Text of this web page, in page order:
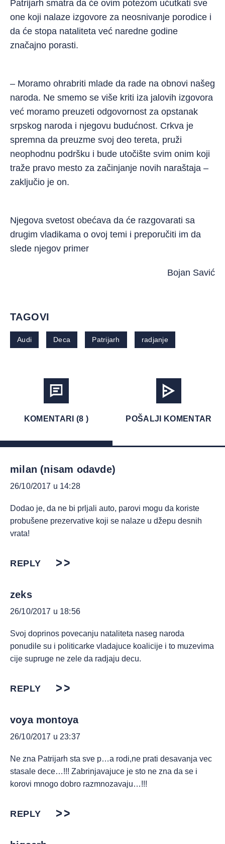
Patrijarh smatra da će ovim potezom ućutkati sve
one koji nalaze izgovore za neosnivanje porodice i
da će stopa nataliteta već naredne godine
značajno porasti.
– Moramo ohrabriti mlade da rade na obnovi našeg
naroda. Ne smemo se više kriti iza jalovih izgovora
već moramo preuzeti odgovornost za opstanak
srpskog naroda i njegovu budućnost. Crkva je
spremna da preuzme svoj deo tereta, pruži
neophodnu podršku i bude utočište svim onim koji
traže pravo mesto za začinjanje novih naraštaja –
zaključio je on.
Njegova svetost obećava da će razgovarati sa
drugim vladikama o ovoj temi i preporučiti im da
slede njegov primer
Bojan Savić
TAGOVI
Audi Deca Patrijarh radjanje
KOMENTARI (8 ) POŠALJI KOMENTAR
milan (nisam odavde)
26/10/2017 u 14:28
Dodao je, da ne bi prljali auto, parovi mogu da koriste
probušene prezervative koji se nalaze u džepu desnih
vrata!
REPLY
zeks
26/10/2017 u 18:56
Svoj doprinos povecanju nataliteta naseg naroda
ponudile su i politicarke vladajuce koalicije i to muzevima
cije supruge ne zele da radjaju decu.
REPLY
voya montoya
26/10/2017 u 23:37
Ne zna Patrijarh sta sve p…a rodi,ne prati desavanja vec
stasale dece…!!! Zabrinjavajuce je sto ne zna da se i
korovi mnogo dobro razmnozavaju…!!!
REPLY